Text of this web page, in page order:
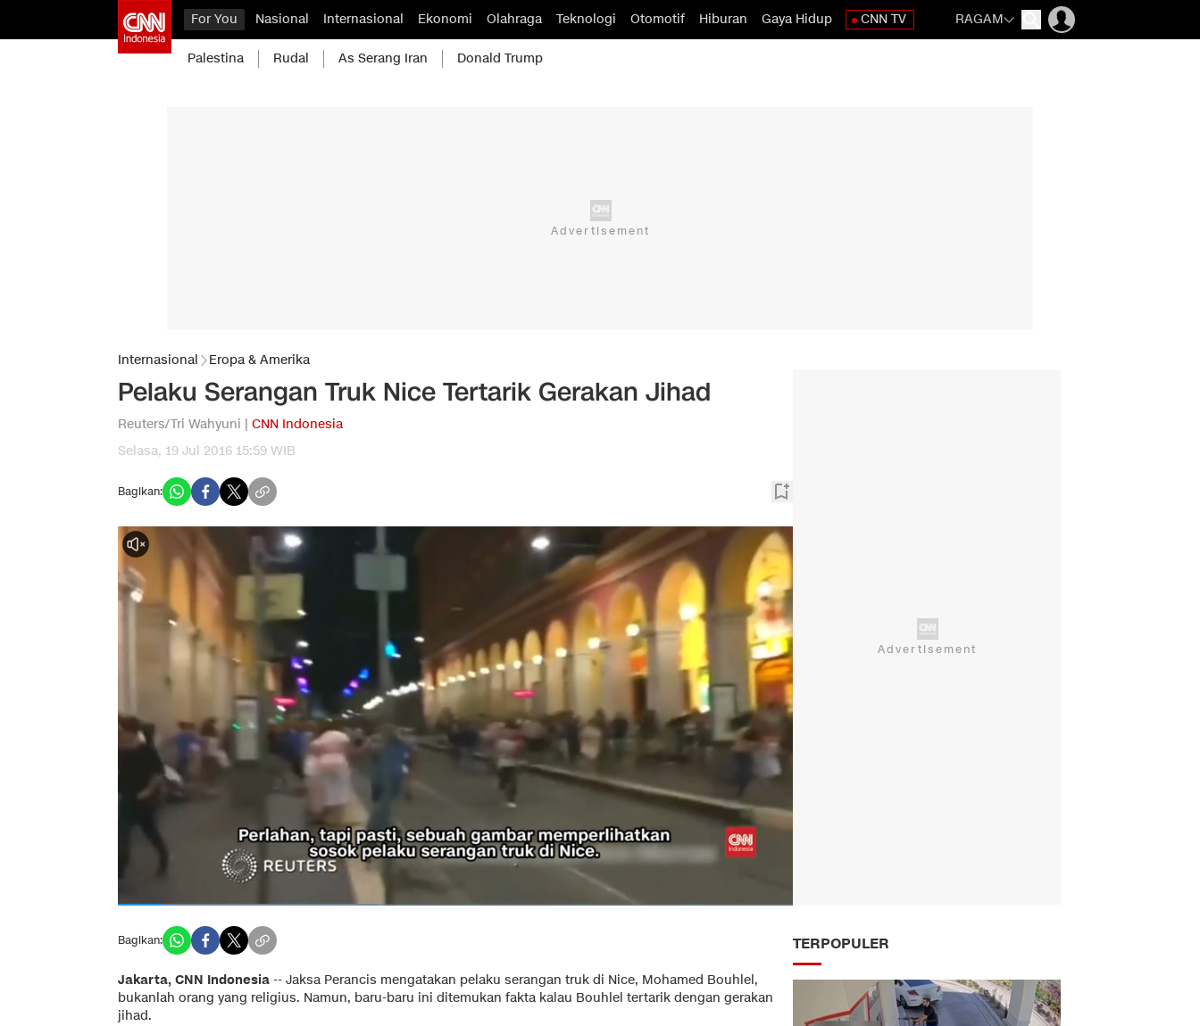
For You Nasional Internasional Ekonomi Olahraga Teknologi Otomotif Hiburan Gaya Hidup CNN TV RAGAM
Palestina Rudal As Serang Iran Donald Trump
Internasional Eropa & Amerika
Pelaku Serangan Truk Nice Tertarik Gerakan Jihad
Reuters/Tri Wahyuni | CNN Indonesia
Selasa, 19 Jul 2016 15:59 WIB
Bagikan:
Bagikan:
Jakarta, CNN Indonesia -- Jaksa Perancis mengatakan pelaku serangan truk di Nice, Mohamed Bouhlel,
bukanlah orang yang religius. Namun, baru-baru ini ditemukan fakta kalau Bouhlel tertarik dengan gerakan
jihad.
TERPOPULER